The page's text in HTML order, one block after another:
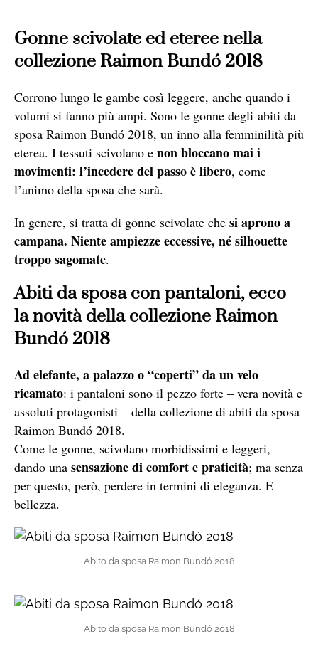
Gonne scivolate ed eteree nella
collezione Raimon Bundó 2018
Corrono lungo le gambe così leggere, anche quando i
volumi si fanno più ampi. Sono le gonne degli abiti da
sposa Raimon Bundó 2018, un inno alla femminilità più
eterea. I tessuti scivolano e non bloccano mai i
movimenti: l’incedere del passo è libero, come
l’animo della sposa che sarà.
In genere, si tratta di gonne scivolate che si aprono a
campana. Niente ampiezze eccessive, né silhouette
troppo sagomate.
Abiti da sposa con pantaloni, ecco
la novità della collezione Raimon
Bundó 2018
Ad elefante, a palazzo o “coperti” da un velo
ricamato: i pantaloni sono il pezzo forte – vera novità e
assoluti protagonisti – della collezione di abiti da sposa
Raimon Bundó 2018.
Come le gonne, scivolano morbidissimi e leggeri,
dando una sensazione di comfort e praticità; ma senza
per questo, però, perdere in termini di eleganza. E
bellezza.
Abito da sposa Raimon Bundó 2018
Abito da sposa Raimon Bundó 2018